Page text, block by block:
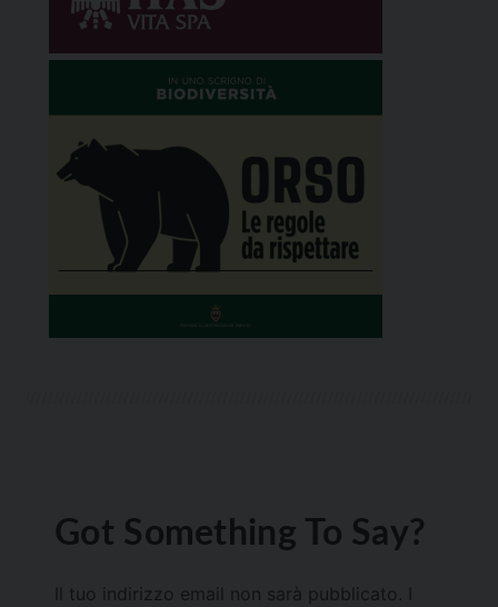
Got Something To Say?
Il tuo indirizzo email non sarà pubblicato.